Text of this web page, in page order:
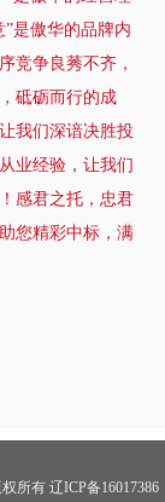
是傲华的品牌内
竞争良莠不齐，
砥砺而行的成
我们深谙决胜投
业经验，让我们
感君之托，忠君
您精彩中标，满
所有 辽ICP备16017386